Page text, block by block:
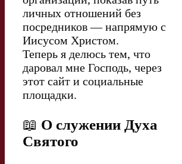
личных отношений без
посредников — напрямую с
Иисусом Христом.
Теперь я делюсь тем, что
даровал мне Господь, через
этот сайт и социальные
площадки.
📖 О служении Духа
Святого